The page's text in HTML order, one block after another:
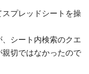
プレッドシートを操
シート内検索のクエ
切ではなかったので